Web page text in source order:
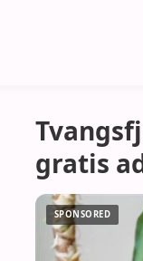
gratis